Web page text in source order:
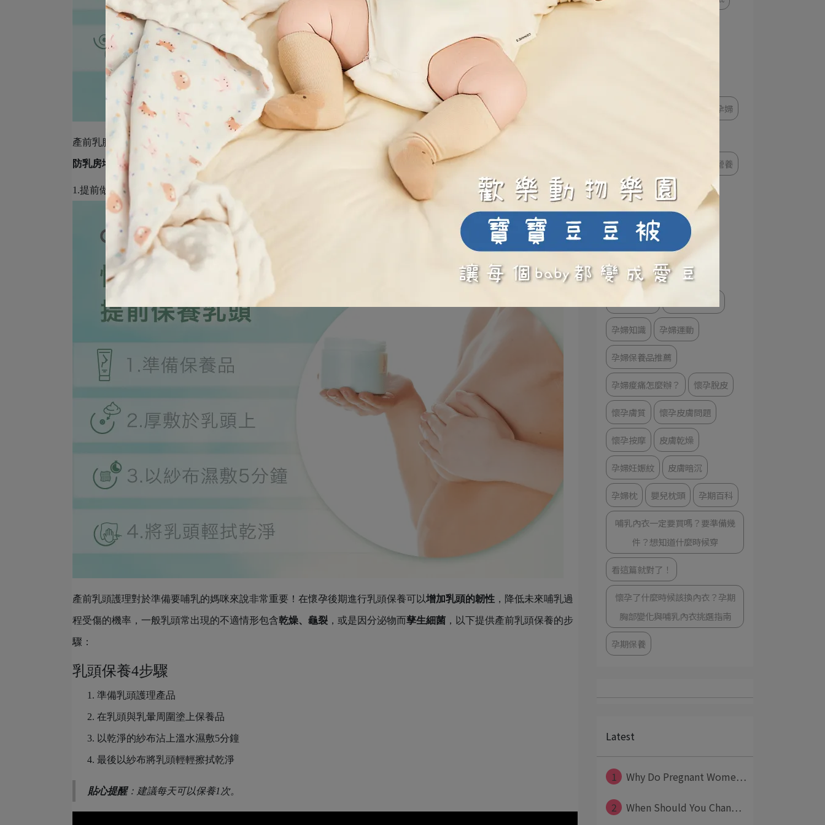
產前乳腺疏通又被稱為 產前乳房按摩或產前乳房護理 ，是一種幫助準媽咪準備哺乳的方式，旨在促進乳汁的流動、
防乳房堵塞與放鬆乳房組織，以下就提供各位媽咪產前開乳腺的3個技巧，快跟著文章看下去吧！
1.提前做好乳頭保養，避免哺乳時受傷
產前乳頭護理對於準備要哺乳的媽咪來說非常重要！在懷孕後期進行乳頭保養可以增加乳頭的韌性 ，降低未來哺乳過
程受傷的機率，一般乳頭常出現的不適情形包含乾燥、龜裂 ，或是因分泌物而孳生細菌 ，以下提供產前乳頭保養的步
驟：
乳頭保養4步驟
準備乳頭護理產品
在乳頭與乳暈周圍塗上保養品
以乾淨的紗布沾上溫水濕敷5分鐘
最後以紗布將乳頭輕輕擦拭乾淨
貼心提醒：建議每天可以保養1次。
孕婦
孕婦營養
懷孕體質 孕婦內衣
孕婦穿搭 孕期焦慮
餵奶方式
孕期睡姿 爸爸包
孕婦知識 孕婦運動
孕婦保養品推薦
孕婦痠痛怎麼辦？ 懷孕脫皮
懷孕膚質 懷孕皮膚問題
懷孕按摩 皮膚乾燥
孕婦妊娠紋 皮膚暗沉
孕婦枕 嬰兒枕頭 孕期百科
哺乳內衣一定要買嗎？要準備幾
件？想知道什麼時候穿
看這篇就對了！
懷孕了什麼時候該換內衣？孕期
胸部變化與哺乳內衣挑選指南
孕期保養
Latest
1 Why Do Pregnant Wome⋯
2 When Should You Chan⋯